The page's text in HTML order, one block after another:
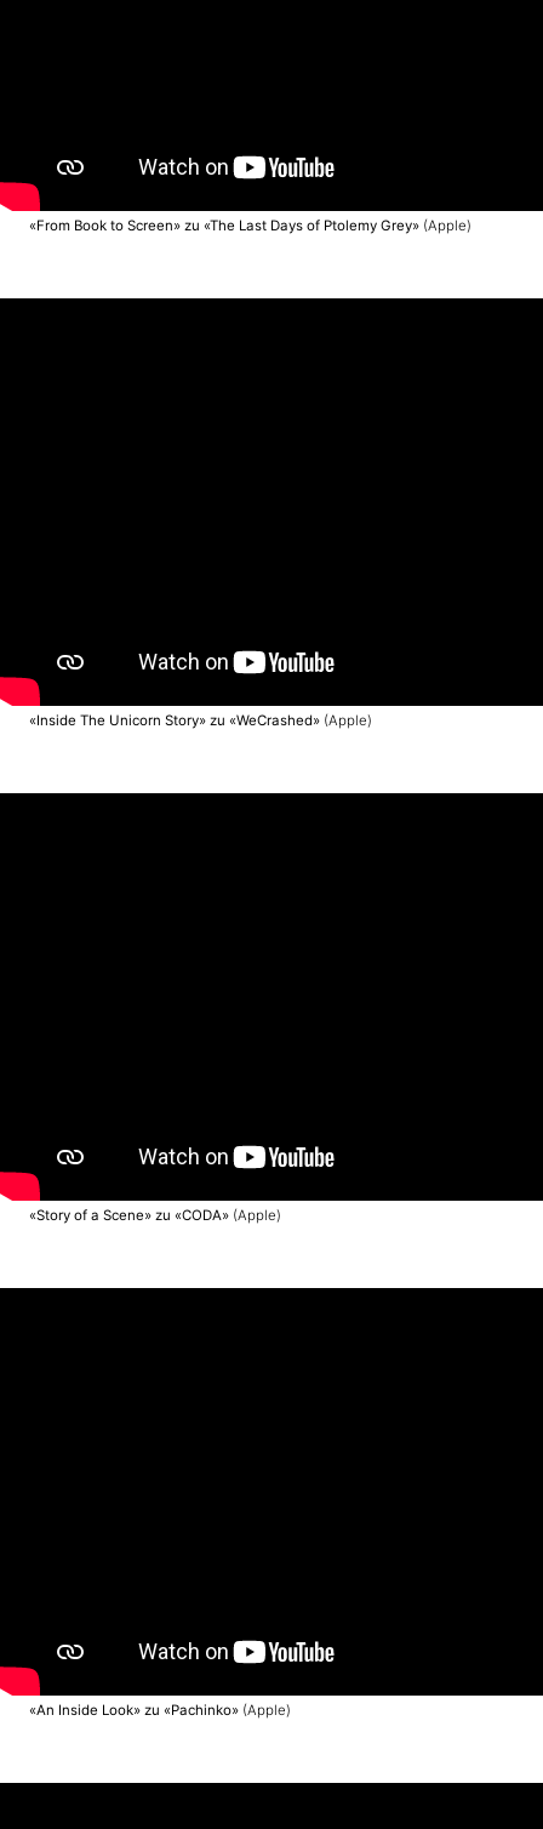
«From Book to Screen» zu «The Last Days of Ptolemy Grey» (Apple)
«Inside The Unicorn Story» zu «WeCrashed» (Apple)
«Story of a Scene» zu «CODA» (Apple)
«An Inside Look» zu «Pachinko» (Apple)